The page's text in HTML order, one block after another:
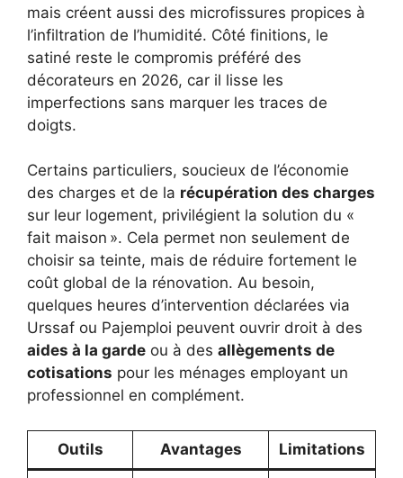
mais créent aussi des microfissures propices à
l’infiltration de l’humidité. Côté finitions, le
satiné reste le compromis préféré des
décorateurs en 2026, car il lisse les
imperfections sans marquer les traces de
doigts.
Certains particuliers, soucieux de l’économie
des charges et de la récupération des charges
sur leur logement, privilégient la solution du «
fait maison ». Cela permet non seulement de
choisir sa teinte, mais de réduire fortement le
coût global de la rénovation. Au besoin,
quelques heures d’intervention déclarées via
Urssaf ou Pajemploi peuvent ouvrir droit à des
aides à la garde ou à des allègements de
cotisations pour les ménages employant un
professionnel en complément.
Outils Avantages Limitations